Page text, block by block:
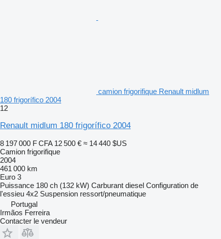
camion frigorifique Renault midlum
180 frigorífico 2004
12
Renault midlum 180 frigorífico 2004
8 197 000 F CFA 12 500 € ≈ 14 440 $US
Camion frigorifique
2004
461 000 km
Euro 3
Puissance 180 ch (132 kW) Carburant diesel Configuration de
l'essieu 4x2 Suspension ressort/pneumatique
Portugal
Irmãos Ferreira
Contacter le vendeur